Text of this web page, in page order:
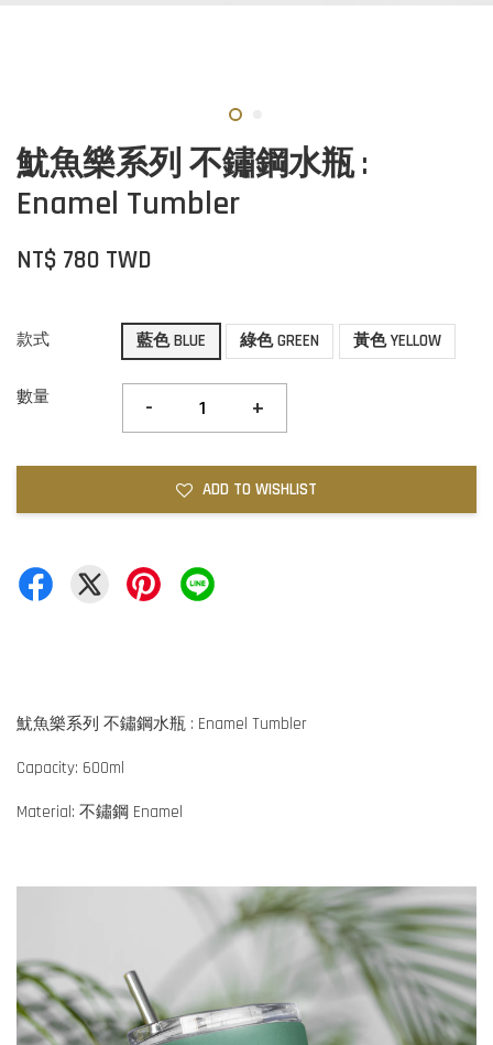
魷魚樂系列 不鏽鋼水瓶 :
Enamel Tumbler
NT$ 780 TWD
款式 藍色 BLUE 綠色 GREEN 黃色 YELLOW
數量 - +
ADD TO WISHLIST
魷魚樂系列 不鏽鋼水瓶 : Enamel Tumbler
Capacity: 600ml
Material: 不鏽鋼 Enamel